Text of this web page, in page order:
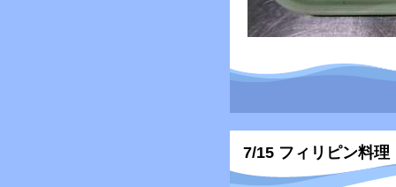
7/15 フィリピン料理